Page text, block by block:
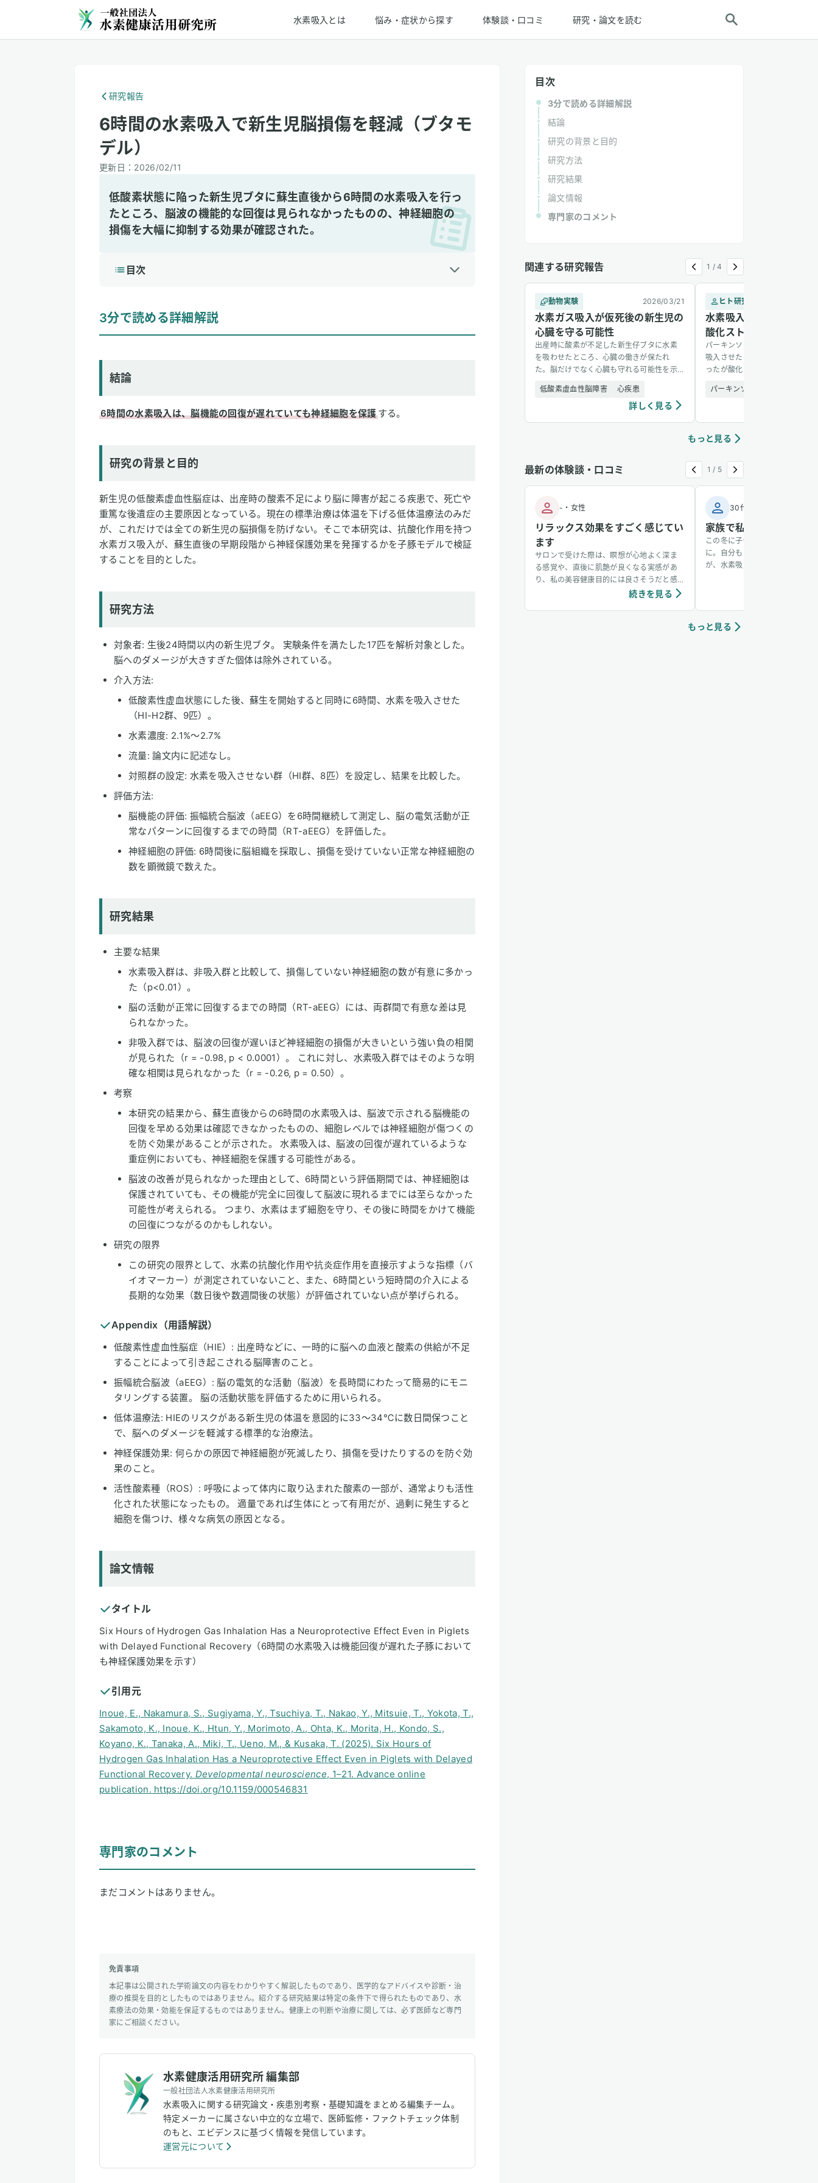
水素吸入とは 悩み・症状から探す 体験談・口コミ 研究・論文を読む
研究報告
6時間の水素吸入で新生児脳損傷を軽減（ブタモ
デル）
更新日： 2026/02/11
低酸素状態に陥った新生児ブタに蘇生直後から6時間の水素吸入を行っ
たところ、脳波の機能的な回復は見られなかったものの、神経細胞の
損傷を大幅に抑制する効果が確認された。
目次
結論
研究の背景と目的
2 専門家のコメント
3分で読める詳細解説
結論
6時間の水素吸入は、脳機能の回復が遅れていても神経細胞を保護する。
研究の背景と目的
新生児の低酸素虚血性脳症は、出産時の酸素不足により脳に障害が起こる疾患で、死亡や
重篤な後遺症の主要原因となっている。現在の標準治療は体温を下げる低体温療法のみだ
が、これだけでは全ての新生児の脳損傷を防げない。そこで本研究は、抗酸化作用を持つ
水素ガス吸入が、蘇生直後の早期段階から神経保護効果を発揮するかを子豚モデルで検証
することを目的とした。
研究方法
対象者: 生後24時間以内の新生児ブタ。 実験条件を満たした17匹を解析対象とした。
脳へのダメージが大きすぎた個体は除外されている。
介入方法:
低酸素性虚血状態にした後、蘇生を開始すると同時に6時間、水素を吸入させた
（HI-H2群、9匹）。
水素濃度: 2.1%〜2.7%
流量: 論文内に記述なし。
対照群の設定: 水素を吸入させない群（HI群、8匹）を設定し、結果を比較した。
評価方法:
脳機能の評価: 振幅統合脳波（aEEG）を6時間継続して測定し、脳の電気活動が正
常なパターンに回復するまでの時間（RT-aEEG）を評価した。
神経細胞の評価: 6時間後に脳組織を採取し、損傷を受けていない正常な神経細胞の
数を顕微鏡で数えた。
研究結果
主要な結果
水素吸入群は、非吸入群と比較して、損傷していない神経細胞の数が有意に多かっ
た（p<0.01）。
脳の活動が正常に回復するまでの時間（RT-aEEG）には、両群間で有意な差は見
られなかった。
非吸入群では、脳波の回復が遅いほど神経細胞の損傷が大きいという強い負の相関
が見られた（r = -0.98, p < 0.0001）。 これに対し、水素吸入群ではそのような明
確な相関は見られなかった（r = -0.26, p = 0.50）。
考察
本研究の結果から、蘇生直後からの6時間の水素吸入は、脳波で示される脳機能の
回復を早める効果は確認できなかったものの、細胞レベルでは神経細胞が傷つくの
を防ぐ効果があることが示された。 水素吸入は、脳波の回復が遅れているような
重症例においても、神経細胞を保護する可能性がある。
脳波の改善が見られなかった理由として、6時間という評価期間では、神経細胞は
保護されていても、その機能が完全に回復して脳波に現れるまでには至らなかった
可能性が考えられる。 つまり、水素はまず細胞を守り、その後に時間をかけて機能
の回復につながるのかもしれない。
研究の限界
この研究の限界として、水素の抗酸化作用や抗炎症作用を直接示すような指標（バ
イオマーカー）が測定されていないこと、また、6時間という短時間の介入による
長期的な効果（数日後や数週間後の状態）が評価されていない点が挙げられる。
Appendix（用語解説）
低酸素性虚血性脳症（HIE）: 出産時などに、一時的に脳への血液と酸素の供給が不足
することによって引き起こされる脳障害のこと。
振幅統合脳波（aEEG）: 脳の電気的な活動（脳波）を長時間にわたって簡易的にモニ
タリングする装置。 脳の活動状態を評価するために用いられる。
低体温療法: HIEのリスクがある新生児の体温を意図的に33〜34℃に数日間保つこと
で、脳へのダメージを軽減する標準的な治療法。
神経保護効果: 何らかの原因で神経細胞が死滅したり、損傷を受けたりするのを防ぐ効
果のこと。
活性酸素種（ROS）: 呼吸によって体内に取り込まれた酸素の一部が、通常よりも活性
化された状態になったもの。 適量であれば生体にとって有用だが、過剰に発生すると
細胞を傷つけ、様々な病気の原因となる。
論文情報
タイトル
Six Hours of Hydrogen Gas Inhalation Has a Neuroprotective Effect Even in Piglets
with Delayed Functional Recovery（6時間の水素吸入は機能回復が遅れた子豚において
も神経保護効果を示す）
引用元
Inoue, E., Nakamura, S., Sugiyama, Y., Tsuchiya, T., Nakao, Y., Mitsuie, T., Yokota, T.,
Sakamoto, K., Inoue, K., Htun, Y., Morimoto, A., Ohta, K., Morita, H., Kondo, S.,
Koyano, K., Tanaka, A., Miki, T., Ueno, M., & Kusaka, T. (2025). Six Hours of
Hydrogen Gas Inhalation Has a Neuroprotective Effect Even in Piglets with Delayed
Functional Recovery. Developmental neuroscience, 1–21. Advance online
publication. https://doi.org/10.1159/000546831
専門家のコメント
まだコメントはありません。
免責事項
本記事は公開された学術論文の内容をわかりやすく解説したものであり、医学的なアドバイスや診断・治
療の推奨を目的としたものではありません。紹介する研究結果は特定の条件下で得られたものであり、水
素療法の効果・効能を保証するものではありません。健康上の判断や治療に関しては、必ず医師など専門
家にご相談ください。
水素健康活用研究所 編集部
一般社団法人水素健康活用研究所
水素吸入に関する研究論文・疾患別考察・基礎知識をまとめる編集チーム。
特定メーカーに属さない中立的な立場で、医師監修・ファクトチェック体制
のもと、エビデンスに基づく情報を発信しています。
運営元について
目次
3分で読める詳細解説
結論
研究の背景と目的
研究方法
研究結果
論文情報
専門家のコメント
関連する研究報告 1 /4
動物実験 2026/03/21
水素ガス吸入が仮死後の新生児の
心臓を守る可能性
出産時に酸素が不足した新生仔ブタに水素
を吸わせたところ、心臓の働きが保たれ
た。脳だけでなく心臓も守れる可能性を示
低酸素虚血性脳障害
心疾患
詳しく見る
ヒト研究
水素吸入がパーキンソン
酸化ストレス指標を変化
パーキンソン病患者20名に水素
吸入させたところ、臨床症状に
ったが酸化ストレス指標が有意
パーキンソン病
もっと見る
最新の体験談・口コミ 1 / 5
- ・ 女性
リラックス効果をすごく感じてい
ます
サロンで受けた際は、瞑想が心地よく深ま
る感覚や、直後に肌艶が良くなる実感があ
り、私の美容健康目的には良さそうだと感
じています。個人の感想ではありますが、吸
続きを見る
30代
家族で私だけ風邪をひか
この冬に子供が風邪をひき、そ
に。自分もかかるかなと思って
が、水素吸入をしているおかげ
もっと見る